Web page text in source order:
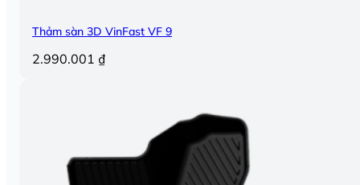
Thảm sàn 3D VinFast VF 9
2.990.001 ₫